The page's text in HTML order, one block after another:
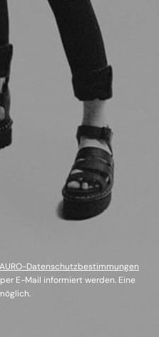
Datenschutzbestimmungen
E-Mail informiert werden. Eine